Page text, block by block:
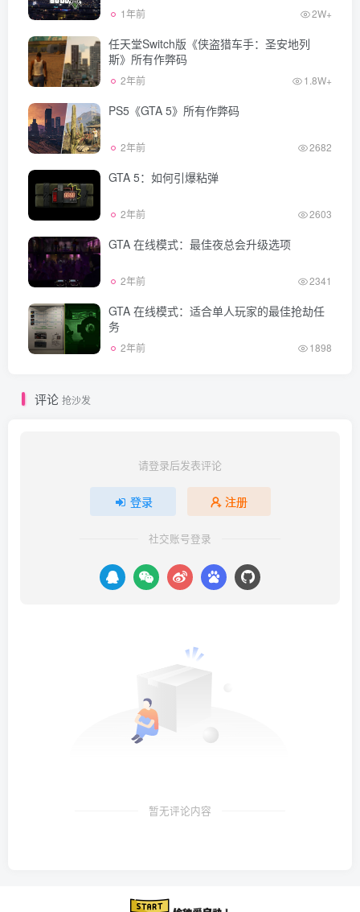
1年前 2W+
任天堂Switch版《侠盗猎车手：圣安地列
斯》所有作弊码
2年前 1.8W+
PS5《GTA 5》所有作弊码
2年前 2682
GTA 5：如何引爆粘弹
2年前 2603
GTA 在线模式：最佳夜总会升级选项
2年前 2341
GTA 在线模式：适合单人玩家的最佳抢劫任
务
2年前 1898
评论 抢沙发
请登录后发表评论
登录 注册
社交账号登录
暂无评论内容